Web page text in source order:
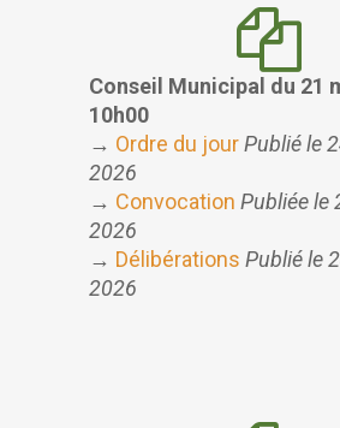
Conseil Municipal du 21
10h00
→ Ordre du jourPublié le
2026
→ Convocation Publiée le
2026
→ Délibérations Publié le
2026